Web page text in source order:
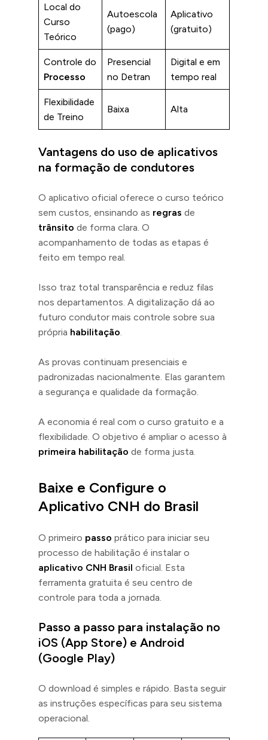
Local do
Curso
Teórico
Autoescola
(pago)
Aplicativo
(gratuito)
Controle do
Processo
Presencial
no Detran
Digital e em
tempo real
Flexibilidade
de Treino
Baixa Alta
Vantagens do uso de aplicativos
na formação de condutores
O aplicativo oficial oferece o curso teórico
sem custos, ensinando as regras de
trânsito de forma clara. O
acompanhamento de todas as etapas é
feito em tempo real.
Isso traz total transparência e reduz filas
nos departamentos. A digitalização dá ao
futuro condutor mais controle sobre sua
própria habilitação.
As provas continuam presenciais e
padronizadas nacionalmente. Elas garantem
a segurança e qualidade da formação.
A economia é real com o curso gratuito e a
flexibilidade. O objetivo é ampliar o acesso à
primeira habilitação de forma justa.
Baixe e Configure o
Aplicativo CNH do Brasil
O primeiro passo prático para iniciar seu
processo de habilitação é instalar o
aplicativo CNH Brasil oficial. Esta
ferramenta gratuita é seu centro de
controle para toda a jornada.
Passo a passo para instalação no
iOS (App Store) e Android
(Google Play)
O download é simples e rápido. Basta seguir
as instruções específicas para seu sistema
operacional.